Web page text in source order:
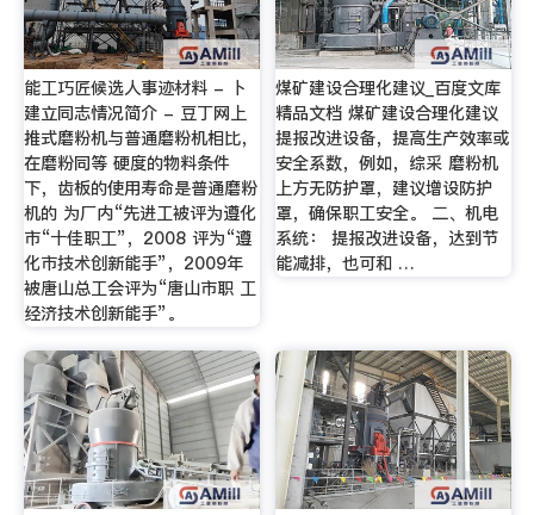
能工巧匠候选人事迹材料 - 卜
建立同志情况简介 - 豆丁网上
推式磨粉机与普通磨粉机相比，
在磨粉同等 硬度的物料条件
下，齿板的使用寿命是普通磨粉
机的 为厂内“先进工被评为遵化
市“十佳职工”，2008 评为“遵
化市技术创新能手”，2009年
被唐山总工会评为“唐山市职 工
经济技术创新能手”。
煤矿建设合理化建议_百度文库
精品文档 煤矿建设合理化建议
提报改进设备，提高生产效率或
安全系数，例如，综采 磨粉机
上方无防护罩，建议增设防护
罩，确保职工安全。 二、机电
系统： 提报改进设备，达到节
能减排，也可和 …